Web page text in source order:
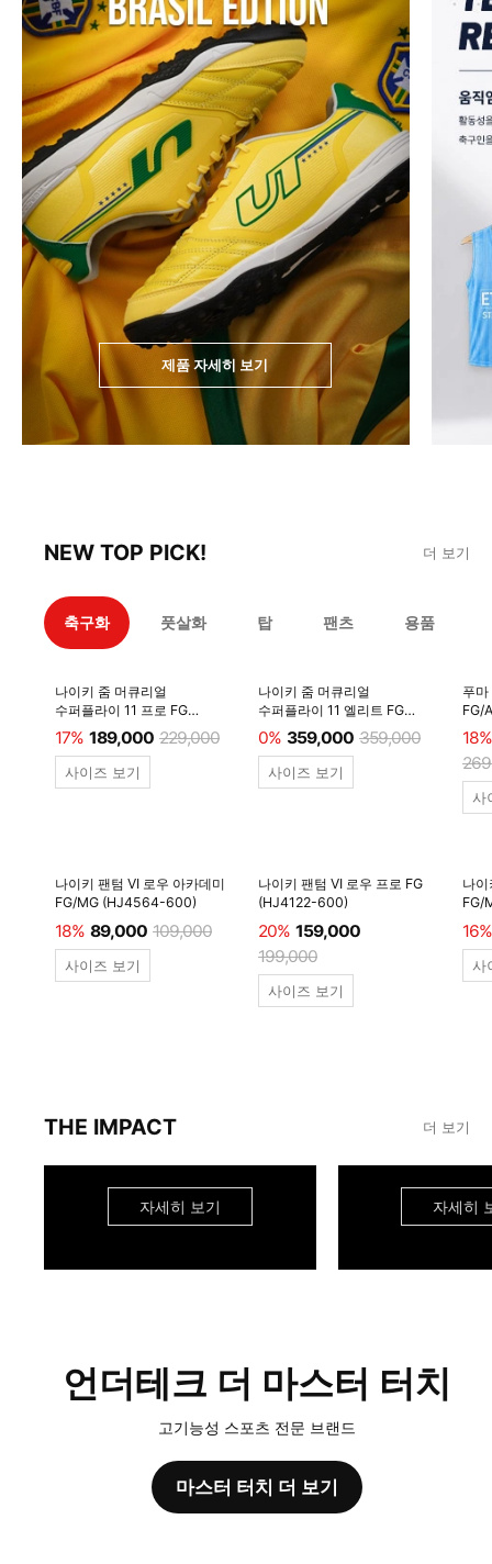
제품 자세히 보기
NEW TOP PICK! 더 보기
축구화 풋살화 탑 팬츠 용품
나이키 줌 머큐리얼
수퍼플라이 11 프로 FG
(IF8509-100)
17% 189,000 229,000
사이즈 보기
나이키 줌 머큐리얼
수퍼플라이 11 엘리트 FG
(IF8507-001) 전용쌕/인솔/
주걱/양말 #
0% 359,000 359,000
사이즈 보기
푸
FG/
주
18%
사
나이키 팬텀 VI 로우 아카데미
FG/MG (HJ4564-600)
18% 89,000 109,000
사이즈 보기
나이키 팬텀 VI 로우 프로 FG
(HJ4122-600)
20% 159,000
199,000
사이즈 보기
나
FG/
16%
사
THE IMPACT 더 보기
자세히 보기 자세히
언더테크 더 마스터 터치
고기능성 스포츠 전문 브랜드
마스터 터치 더 보기